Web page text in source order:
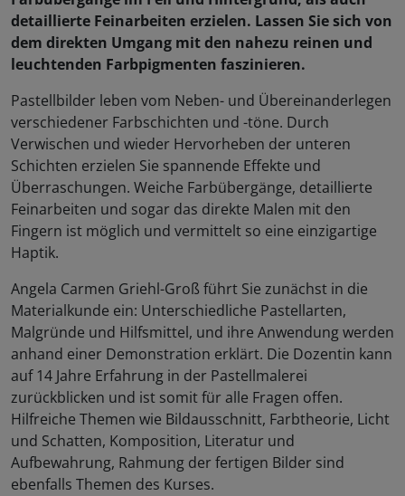
detaillierte Feinarbeiten erzielen. Lassen Sie sich von
dem direkten Umgang mit den nahezu reinen und
leuchtenden Farbpigmenten faszinieren.
Pastellbilder leben vom Neben- und Übereinanderlegen
verschiedener Farbschichten und -töne. Durch
Verwischen und wieder Hervorheben der unteren
Schichten erzielen Sie spannende Effekte und
Überraschungen. Weiche Farbübergänge, detaillierte
Feinarbeiten und sogar das direkte Malen mit den
Fingern ist möglich und vermittelt so eine einzigartige
Haptik.
Angela Carmen Griehl-Groß führt Sie zunächst in die
Materialkunde ein: Unterschiedliche Pastellarten,
Malgründe und Hilfsmittel, und ihre Anwendung werden
anhand einer Demonstration erklärt. Die Dozentin kann
auf 14 Jahre Erfahrung in der Pastellmalerei
zurückblicken und ist somit für alle Fragen offen.
Hilfreiche Themen wie Bildausschnitt, Farbtheorie, Licht
und Schatten, Komposition, Literatur und
Aufbewahrung, Rahmung der fertigen Bilder sind
ebenfalls Themen des Kurses.